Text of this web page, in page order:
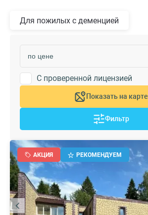
Для пожилых с деменцией
С проверенной лицензией
Показать на карте
Фильтр
АКЦИЯ РЕКОМЕНДУЕМ